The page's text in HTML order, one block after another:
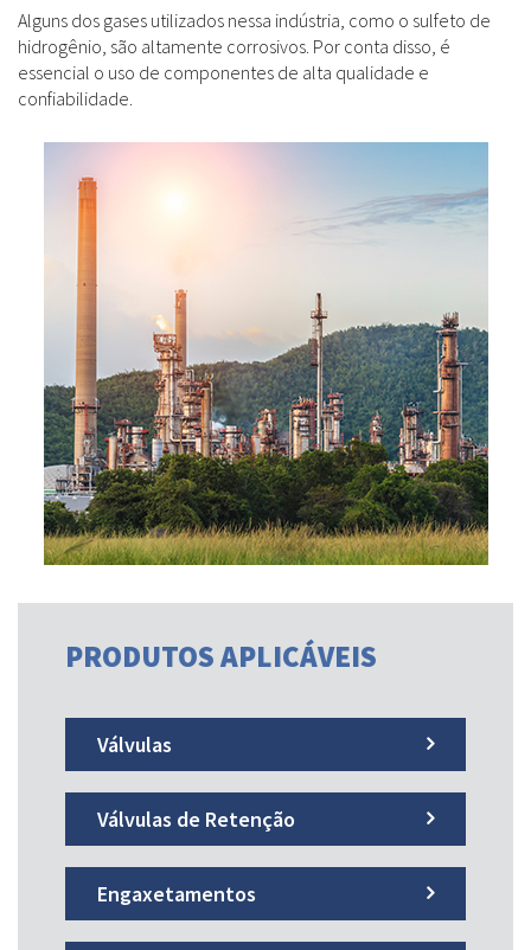
Alguns dos gases utilizados nessa indústria, como o sulfeto de
hidrogênio, são altamente corrosivos. Por conta disso, é
essencial o uso de componentes de alta qualidade e
confiabilidade.
PRODUTOS APLICÁVEIS
Válvulas
Válvulas de Retenção
Engaxetamentos